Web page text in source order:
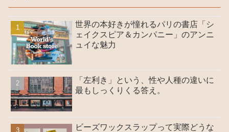
世界の本好きが憧れるパリの書店「シ
ェイクスピア＆カンパニー」のアンニ
ュイな魅力
「左利き」という、性や人種の違いに
最もしっくりくる答え。
ビーズワックスラップって実際どうな